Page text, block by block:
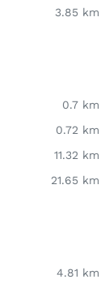
3.85 km
0.7 km
0.72 km
11.32 km
21.65 km
4.81 km